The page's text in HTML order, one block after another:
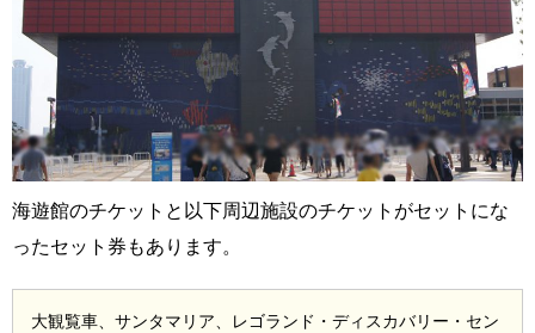
海遊館のチケットと以下周辺施設のチケットがセットにな
ったセット券もあります。
大観覧車、サンタマリア、レゴランド・ディスカバリー・セン